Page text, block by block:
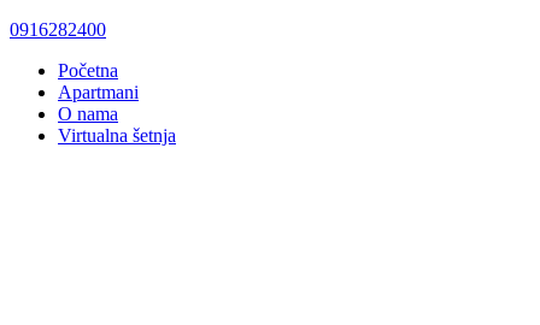
0916282400
Početna
Apartmani
O nama
Virtualna šetnja